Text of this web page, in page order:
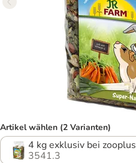
Artikel wählen (2 Varianten)
4 kg exklusiv bei zooplus
3541.3